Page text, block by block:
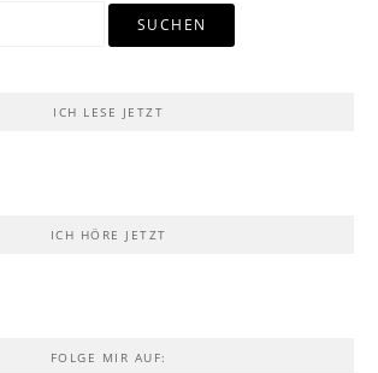
ICH LESE JETZT
ICH HÖRE JETZT
FOLGE MIR AUF: